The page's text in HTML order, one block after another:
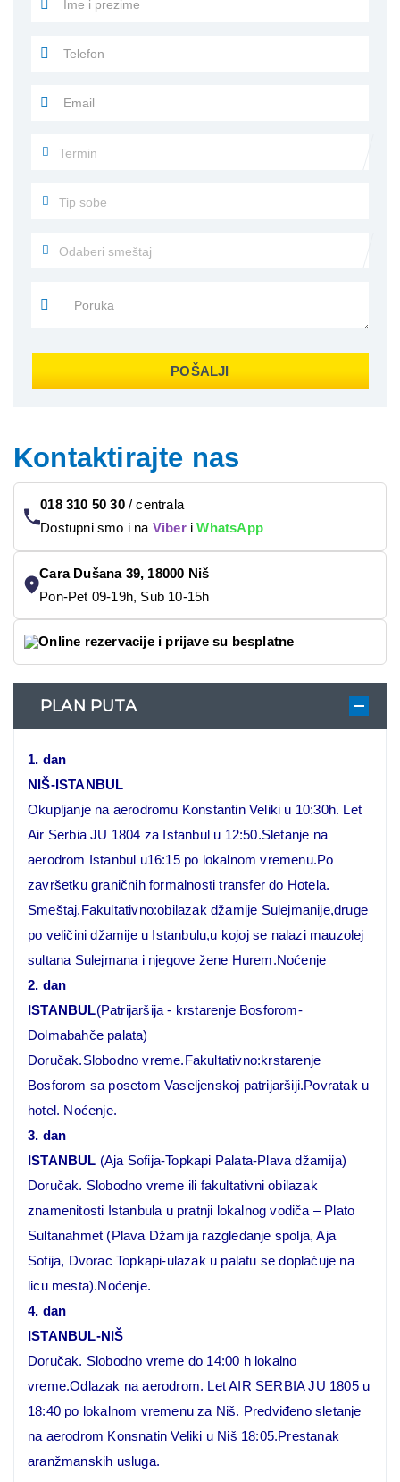
POŠALJI
Kontaktirajte nas
018 310 50 30/centrala
Dostupni smo i na ViberiWhatsApp
Cara Dušana 39, 18000 Niš
Pon-Pet 09-19h, Sub 10-15h
Online rezervacije i prijave su besplatne
PLAN PUTA
1. dan
NIŠ-ISTANBUL
Okupljanje na aerodromu Konstantin Veliki u 10:30h. Let
Air Serbia JU 1804 za Istanbul u 12:50.Sletanje na
aerodrom Istanbul u16:15 po lokalnom vremenu.Po
završetku graničnih formalnosti transfer do Hotela.
Smeštaj.Fakultativno:obilazak džamije Sulejmanije,druge
po veličini džamije u Istanbulu,u kojoj se nalazi mauzolej
sultana Sulejmana i njegove žene Hurem.Noćenje
2. dan
ISTANBUL(Patrijaršija - krstarenje Bosforom-
Dolmabahče palata)
Doručak.Slobodno vreme.Fakultativno:krstarenje
Bosforom sa posetom Vaseljenskoj patrijaršiji.Povratak u
hotel. Noćenje.
3. dan
ISTANBUL (Aja Sofija-Topkapi Palata-Plava džamija)
Doručak. Slobodno vreme ili fakultativni obilazak
znamenitosti Istanbula u pratnji lokalnog vodiča – Plato
Sultanahmet (Plava Džamija razgledanje spolja, Aja
Sofija, Dvorac Topkapi-ulazak u palatu se doplaćuje na
licu mesta).Noćenje.
4. dan
ISTANBUL-NIŠ
Doručak. Slobodno vreme do 14:00 h lokalno
vreme.Odlazak na aerodrom. Let AIR SERBIA JU 1805 u
18:40 po lokalnom vremenu za Niš. Predviđeno sletanje
na aerodrom Konsnatin Veliki u Niš 18:05.Prestanak
aranžmanskih usluga.